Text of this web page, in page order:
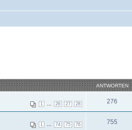
ANTWORTEN
1 26 27 28 276
1 74 75 76 755